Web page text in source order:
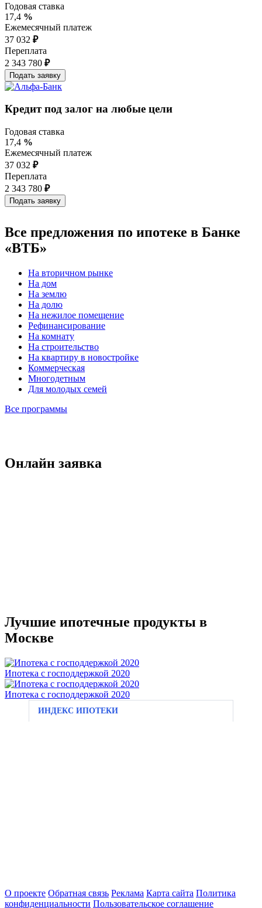
Годовая ставка
17,4 %
Ежемесячный платеж
37 032 ₽
Переплата
2 343 780 ₽
Кредит под залог на любые цели
Годовая ставка
17,4 %
Ежемесячный платеж
37 032 ₽
Переплата
2 343 780 ₽
Все предложения по ипотеке в Банке
«ВТБ»
На вторичном рынке
На дом
На землю
На долю
На нежилое помещение
Рефинансирование
На комнату
На строительство
На квартиру в новостройке
Коммерческая
Многодетным
Для молодых семей
Все программы
Онлайн заявка
Лучшие ипотечные продукты в
Москве
Ипотека с господдержкой 2020
Ипотека с господдержкой 2020
ИНДЕКС ИПОТЕКИ
О проекте Обратная связь Реклама Карта сайта Политика
конфиденциальности Пользовательское соглашение